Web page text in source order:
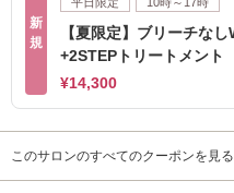
新
規
【夏限定】ブリーチな
+2STEPトリートメント
¥14,300
このサロンのすべてのクーポンを見る